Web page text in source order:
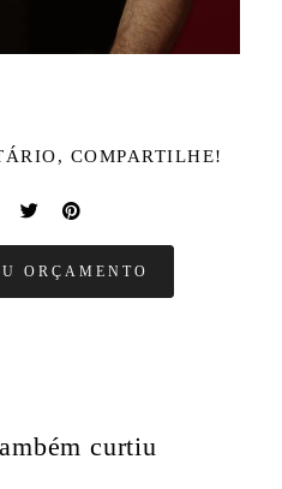
COMPARTILHE!
ORÇAMENTO
curtiu